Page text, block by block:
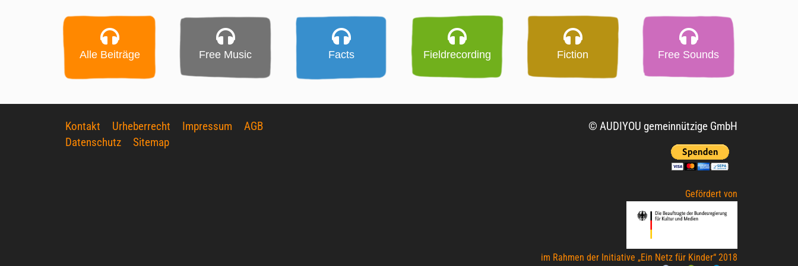
Alle Beiträge Free Music Facts Fieldrecording Fiction Free Sounds
Kontakt Urheberrecht Impressum
AGB
Datenschutz
Sitemap
© AUDIYOU gemeinnützige GmbH
Gefördert von
im Rahmen der Initiative „Ein Netz für Kinder“ 2018